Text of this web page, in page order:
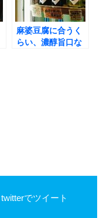
麻婆豆腐に合うく
らい、濃醇旨口な
twitterでツイート